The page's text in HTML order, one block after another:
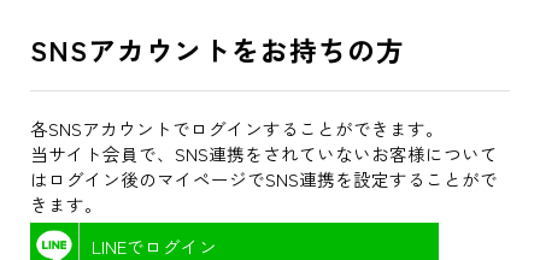
SNSアカウントをお持ちの方
各SNSアカウントでログインすることができます。
当サイト会員で、SNS連携をされていないお客様について
はログイン後のマイページでSNS連携を設定することがで
きます。
LINEでログイン